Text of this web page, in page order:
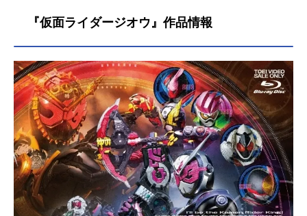
『仮面ライダージオウ』作品情報